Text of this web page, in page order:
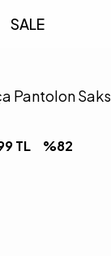
SALE
Pantolon Saks
TL %82